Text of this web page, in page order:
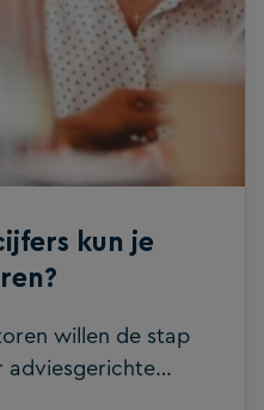
afgebakend en
aan
opstellen van
uitvoeren van
kun je
willen de stap
adviesgerichte